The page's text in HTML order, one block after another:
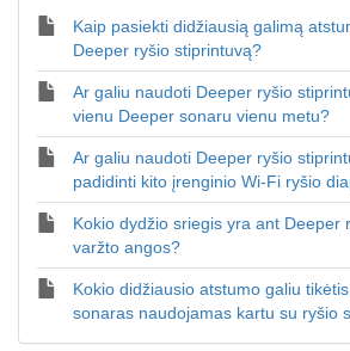
Kaip pasiekti didžiausią galimą
Deeper ryšio stiprintuvą?
Ar galiu naudoti Deeper ryšio
vienu Deeper sonaru vienu metu?
Ar galiu naudoti Deeper ryšio
padidinti kito įrenginio Wi-Fi ryšio
Kokio dydžio sriegis yra ant Deeper
varžto angos?
Kokio didžiausio atstumo galiu
sonaras naudojamas kartu su ryšio